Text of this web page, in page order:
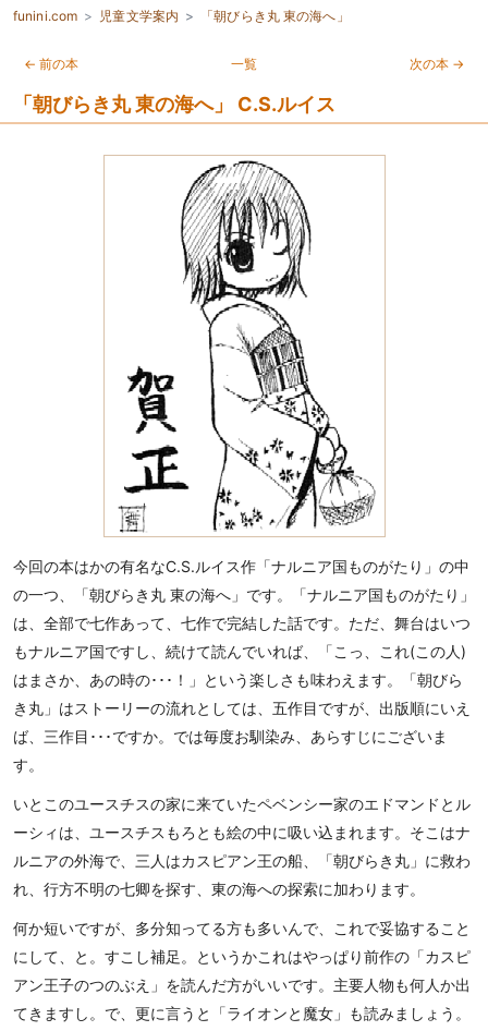
funini.com 児童文学案内 「朝びらき丸 東の海へ」
← 前の本 一覧 次の本 →
「朝びらき丸 東の海へ」 C.S.ルイス
今回の本はかの有名なC.S.ルイス作「ナルニア国ものがたり」の中
の一つ、「朝びらき丸 東の海へ」です。「ナルニア国ものがたり」
は、全部で七作あって、七作で完結した話です。ただ、舞台はいつ
もナルニア国ですし、続けて読んでいれば、「こっ、これ(この人)
はまさか、あの時の･･･！」という楽しさも味わえます。「朝びら
き丸」はストーリーの流れとしては、五作目ですが、出版順にいえ
ば、三作目･･･ですか。では毎度お馴染み、あらすじにございま
す。
いとこのユースチスの家に来ていたペベンシー家のエドマンドとル
ーシィは、ユースチスもろとも絵の中に吸い込まれます。そこはナ
ルニアの外海で、三人はカスピアン王の船、「朝びらき丸」に救わ
れ、行方不明の七卿を探す、東の海への探索に加わります。
何か短いですが、多分知ってる方も多いんで、これで妥協すること
にして、と。すこし補足。というかこれはやっぱり前作の「カスピ
アン王子のつのぶえ」を読んだ方がいいです。主要人物も何人か出
てきますし。で、更に言うと「ライオンと魔女」も読みましょう。